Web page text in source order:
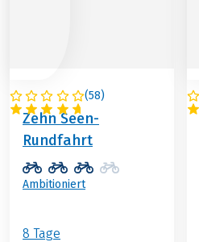
(58)
ÖSTERREICH
Zehn Seen-
Rundfahrt
Ambitioniert
8 Tage